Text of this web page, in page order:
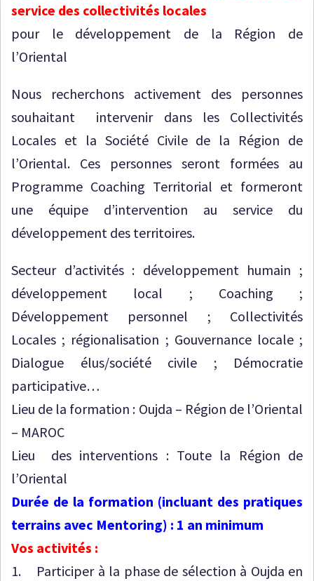
service des collectivités locales
pour le développement de la Région de
l’Oriental
Nous recherchons activement des personnes
souhaitant intervenir dans les Collectivités
Locales et la Société Civile de la Région de
l’Oriental. Ces personnes seront formées au
Programme Coaching Territorial et formeront
une équipe d’intervention au service du
développement des territoires.
Secteur d’activités : développement humain ;
développement local ; Coaching ;
Développement personnel ; Collectivités
Locales ; régionalisation ; Gouvernance locale ;
Dialogue élus/société civile ; Démocratie
participative…
Lieu de la formation : Oujda – Région de l’Oriental
– MAROC
Lieu des interventions : Toute la Région de
l’Oriental
Durée de la formation (incluant des pratiques
terrains avec Mentoring) : 1 an minimum
Vos activités :
1. Participer à la phase de sélection à Oujda en